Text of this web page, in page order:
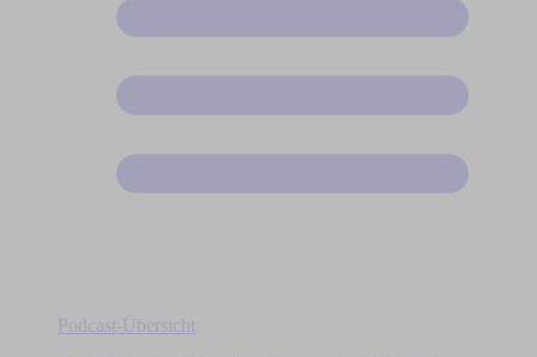
Podcast-Übersicht